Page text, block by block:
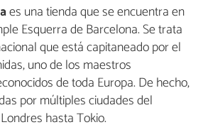
es una tienda que se encuentra en
Esquerra de Barcelona. Se trata
que está capitaneado por el
uno de los maestros
de toda Europa. De hecho,
por múltiples ciudades del
hasta Tokio.